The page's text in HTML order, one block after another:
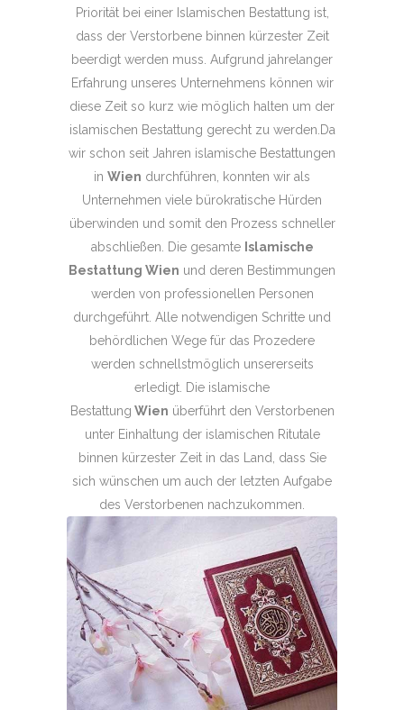
Priorität bei einer Islamischen Bestattung ist,
dass der Verstorbene binnen kürzester Zeit
beerdigt werden muss. Aufgrund jahrelanger
Erfahrung unseres Unternehmens können wir
diese Zeit so kurz wie möglich halten um der
islamischen Bestattung gerecht zu werden.Da
wir schon seit Jahren islamische Bestattungen
in Wien durchführen, konnten wir als
Unternehmen viele bürokratische Hürden
überwinden und somit den Prozess schneller
abschließen. Die gesamte Islamische
Bestattung Wien und deren Bestimmungen
werden von professionellen Personen
durchgeführt. Alle notwendigen Schritte und
behördlichen Wege für das Prozedere
werden schnellstmöglich unsererseits
erledigt. Die islamische
Bestattung Wien überführt den Verstorbenen
unter Einhaltung der islamischen Ritutale
binnen kürzester Zeit in das Land, dass Sie
sich wünschen um auch der letzten Aufgabe
des Verstorbenen nachzukommen.